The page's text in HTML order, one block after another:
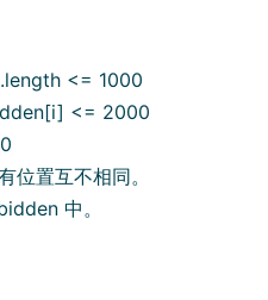
<= 1000
<= 2000
置互不相同。
中。